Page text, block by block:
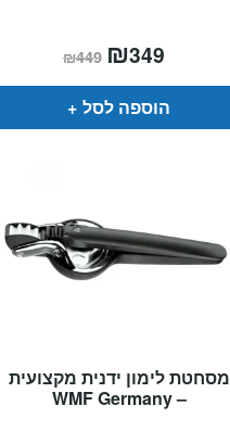
₪449 המחיר
המקורי
היה:
₪449.
₪349
הוא:
הוספה לסל
מסחטת לימון ידנית מקצועית
– WMF Germany